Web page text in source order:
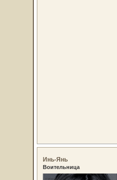
Инь-Янь
Воительница